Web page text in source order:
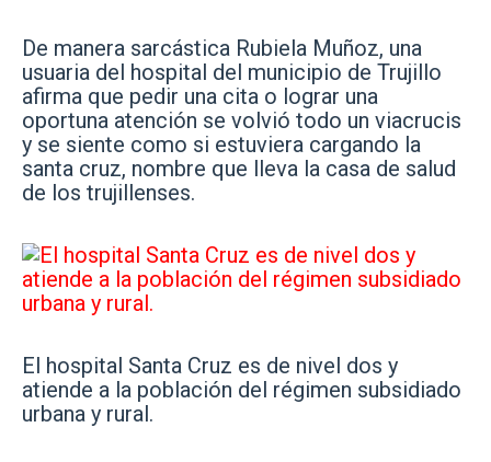
De manera sarcástica Rubiela Muñoz, una
usuaria del hospital del municipio de Trujillo
afirma que pedir una cita o lograr una
oportuna atención se volvió todo un viacrucis
y se siente como si estuviera cargando la
santa cruz, nombre que lleva la casa de salud
de los trujillenses.
El hospital Santa Cruz es de nivel dos y
atiende a la población del régimen subsidiado
urbana y rural.